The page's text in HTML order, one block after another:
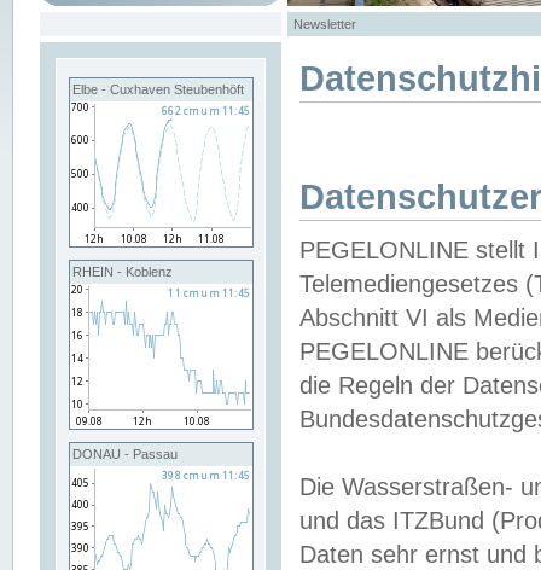
Newsletter
Elbe - Cuxhaven Steubenhöft
RHEIN - Koblenz
DONAU - Passau
PEGELONLINE stellt
Telemediengesetzes
Abschnitt VI als
PEGELONLINE
die Regeln der
Die Wasserstraßen-
und das ITZBund
Daten sehr ernst und